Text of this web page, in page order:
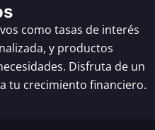
como tasas de interés
y productos
Disfruta de un
tu crecimiento financiero.